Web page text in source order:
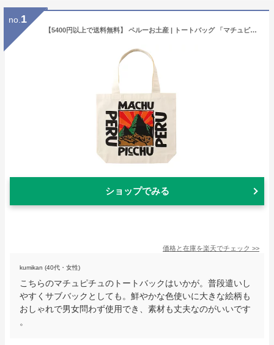
no. 1
【5400円以上で送料無料】 ペルーお土産 | トートバッグ 「マチュピチュ」【162640】
ショップでみる
価格と在庫を楽天でチェック >>
kumikan (40代・女性)
こちらのマチュピチュのトートバックはいかが。普段遣いし
やすくサブバックとしても。鮮やかな色使いに大きな絵柄も
おしゃれで男女問わず使用でき、素材も丈夫なのがいいです
。